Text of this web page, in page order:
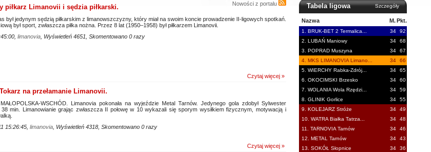
Tabela ligowa Szczegóły
Nazwa M. Pkt.
1. BRUK-BET 2 Termalica... 34
92
2. LUBAŃ Maniowy
34
68
3. POPRAD Muszyna
34
67
4. MKS LIMANOVIA Limano...
34
66
5. WIERCHY Rabka-Zdrój...
34
65
6. OKOCIMSKI Brzesko
34
60
7. WOLANIA Wola Rzędzi...
34
59
8. GLINIK Gorlice
34
55
9. KOLEJARZ Stróże
34
49
10. WATRA Białka Tatrza...
34
48
11. TARNOVIA Tarnów
34
46
12. METAL Tarnów
34
43
13. SOKÓŁ Słopnice
34
36
piłkarz Limanovii i sędzia piłkarski.
był jedynym sędzią piłkarskim z limanowszczyzny, który miał na swoim koncie prowadzenie II-ligowych spotkań.
był sport, zwłaszcza piłka nożna. Przez 8 lat (1950–1958) był piłkarzem Limanovii.
Czytaj więcej »
limanovia, Wyświetleń 4651, Skomentowano 0 razy
na przełamanie Limanovii.
WSCHÓD. Limanovia pokonała na wyjeździe Metal Tarnów. Jedynego gola zdobył Sylwester
min. Limanowianie grając zwłaszcza II połowę w 10 wykazali się sporym wysiłkiem fizycznym, motywacją i
Czytaj więcej »
15:26:45, limanovia, Wyświetleń 4318, Skomentowano 0 razy
Nowości z portalu